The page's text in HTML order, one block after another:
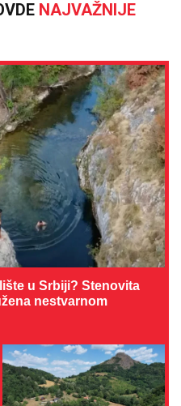
NAJVAŽNIJE
u Srbiji? Stenovita
nestvarnom